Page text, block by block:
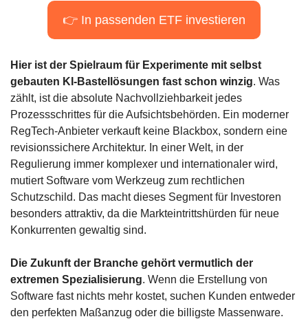
👉 In passenden ETF investieren
Hier ist der Spielraum für Experimente mit selbst
gebauten KI-Bastellösungen fast schon winzig. Was
zählt, ist die absolute Nachvollziehbarkeit jedes
Prozessschrittes für die Aufsichtsbehörden. Ein moderner
RegTech-Anbieter verkauft keine Blackbox, sondern eine
revisionssichere Architektur. In einer Welt, in der
Regulierung immer komplexer und internationaler wird,
mutiert Software vom Werkzeug zum rechtlichen
Schutzschild. Das macht dieses Segment für Investoren
besonders attraktiv, da die Markteintrittshürden für neue
Konkurrenten gewaltig sind.
Die Zukunft der Branche gehört vermutlich der
extremen Spezialisierung. Wenn die Erstellung von
Software fast nichts mehr kostet, suchen Kunden entweder
den perfekten Maßanzug oder die billigste Massenware.